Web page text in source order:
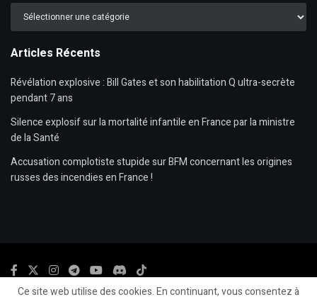
Catégories
Articles Récents
Révélation explosive : Bill Gates et son habilitation Q ultra-secrète
pendant 7 ans
Silence explosif sur la mortalité infantile en France par la ministre
de la Santé
Accusation complotiste stupide sur BFM concernant les origines
russes des incendies en France !
Ce site web utilise des cookies. En continuant, vous consentez à